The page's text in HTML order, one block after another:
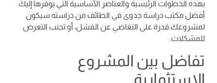
بهذه الخطوات الرئيسية والعناصر الأساسية التي يوفرها إليك
أفضل مكتب دراسة جدوى في الطائف من دراسته سيكون
لمشروعك قدرة على التغاضي عن الفشل، أو تجنب التعرض
للمشكلات.
تفاضل بين المشروع
الاستثمارية